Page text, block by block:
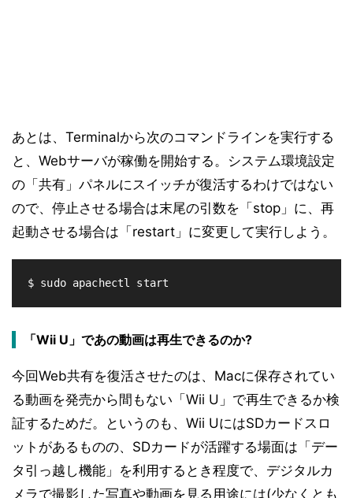
あとは、Terminalから次のコマンドラインを実行する
と、Webサーバが稼働を開始する。システム環境設定
の「共有」パネルにスイッチが復活するわけではない
ので、停止させる場合は末尾の引数を「stop」に、再
起動させる場合は「restart」に変更して実行しよう。
「Wii U」であの動画は再生できるのか?
今回Web共有を復活させたのは、Macに保存されてい
る動画を発売から間もない「Wii U」で再生できるか検
証するためだ。というのも、Wii UにはSDカードスロ
ットがあるものの、SDカードが活躍する場面は「デー
タ引っ越し機能」を利用するとき程度で、デジタルカ
メラで撮影した写真や動画を見る用途には(少なくとも